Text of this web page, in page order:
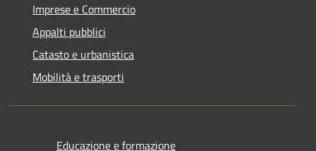
Imprese e Commercio
Appalti pubblici
Catasto e urbanistica
Mobilità e trasporti
Educazione e formazione